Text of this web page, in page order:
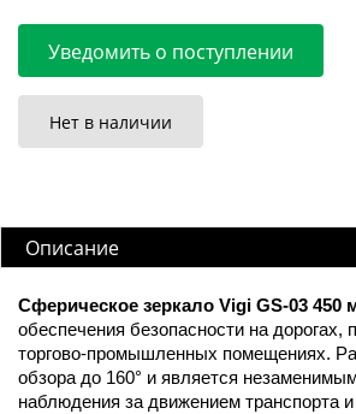
Уведомить о поступлении
Нет в наличии
Описание
Сферическое зеркало Vigi GS-03 450
обеспечения безопасности на дорогах,
торгово-промышленных помещениях.
обзора до 160° и является
наблюдения за движением транспорта